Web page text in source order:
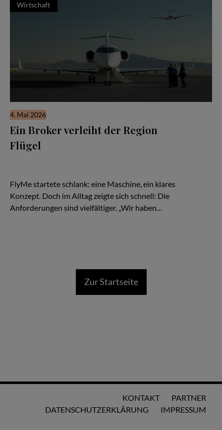
Wirtschaft
4. Mai 2026
Ein Broker verleiht der Region
Flügel
FlyMe startete schlank: eine Maschine, ein klares
Konzept. Doch im Alltag zeigte sich schnell: Die
Anforderungen sind vielfältiger. „Wir haben…
Zur Startseite
KONTAKT
PARTNER
DATENSCHUTZERKLÄRUNG
IMPRESSUM